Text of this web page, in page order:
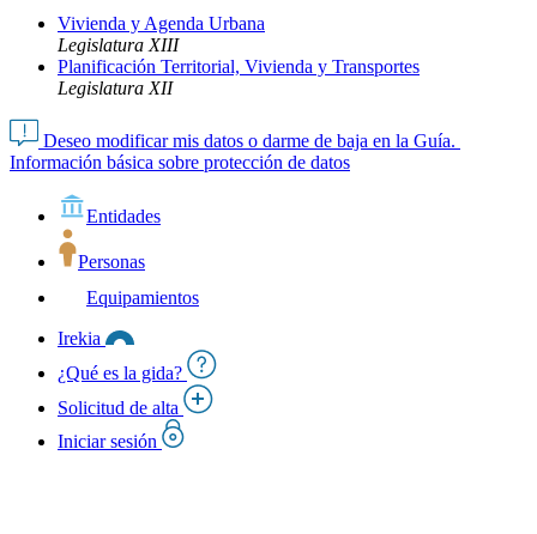
Vivienda y Agenda Urbana
Legislatura XIII
Planificación Territorial, Vivienda y Transportes
Legislatura XII
Deseo modificar mis datos o darme de baja en la Guía.
Información básica sobre protección de datos
Entidades
Personas
Equipamientos
Irekia
¿Qué es la gida?
Solicitud de alta
Iniciar sesión